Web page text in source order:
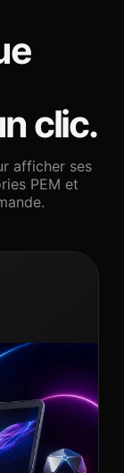
clic.
afficher ses
PEM et